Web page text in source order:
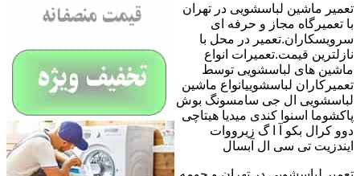
تعمیر ماشین لباسشویی در تهران
با تعمیرگاه مجاز و حرفه ای
سرویسکاران.تعمیر در محل با
نازلترین قیمت.تعمیرات انواع
ماشین های لباسشویی توسط
تعمیرکاران لباسشوییانواع ماشین
لباسشویی ال جی سامسونگ بوش
پاکشوما اسنوا کندی میدیا هیتاچی
دوو کرال بکو آ ا گ زیرووات
ایندزیت تی سی ال آبسال